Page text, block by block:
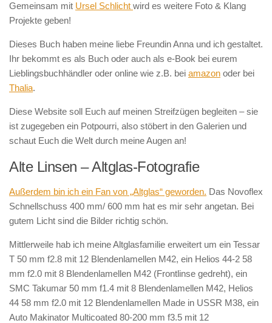
Gemeinsam mit Ursel Schlicht wird es weitere Foto & Klang
Projekte geben!
Dieses Buch haben meine liebe Freundin Anna und ich gestaltet.
Ihr bekommt es als Buch oder auch als e-Book bei eurem
Lieblingsbuchhändler oder online wie z.B. bei amazon oder bei
Thalia.
Diese Website soll Euch auf meinen Streifzügen begleiten – sie
ist zugegeben ein Potpourri, also stöbert in den Galerien und
schaut Euch die Welt durch meine Augen an!
Alte Linsen – Altglas-Fotografie
Außerdem bin ich ein Fan von „Altglas“ geworden. Das Novoflex
Schnellschuss 400 mm/ 600 mm hat es mir sehr angetan. Bei
gutem Licht sind die Bilder richtig schön.
Mittlerweile hab ich meine Altglasfamilie erweitert um ein Tessar
T 50 mm f2.8 mit 12 Blendenlamellen M42, ein Helios 44-2 58
mm f2.0 mit 8 Blendenlamellen M42 (Frontlinse gedreht), ein
SMC Takumar 50 mm f1.4 mit 8 Blendenlamellen M42, Helios
44 58 mm f2.0 mit 12 Blendenlamellen Made in USSR M38, ein
Auto Makinator Multicoated 80-200 mm f3.5 mit 12